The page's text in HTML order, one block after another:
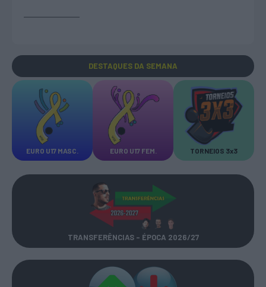
DESTAQUES DA SEMANA
EURO U17 MASC. EURO U17 FEM. TORNEIOS 3x3
TRANSFERÊNCIAS - ÉPOCA 2026/27